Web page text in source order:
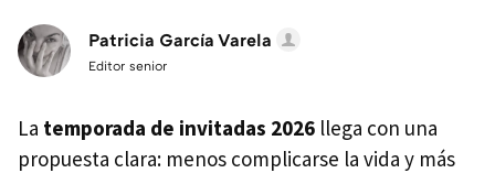
Patricia García Varela
Editor senior
La temporada de invitadas 2026 llega con una
propuesta clara: menos complicarse la vida y más